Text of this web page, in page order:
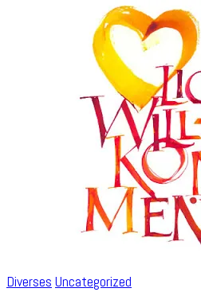
Diverses Uncategorized